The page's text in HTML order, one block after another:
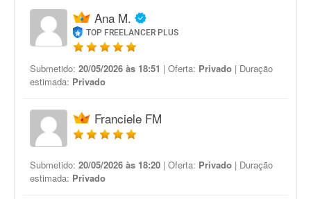
Ana M.
TOP FREELANCER PLUS
Submetido: 20/05/2026 às 18:51 | Oferta: Privado | Duração
estimada: Privado
Franciele FM
Submetido: 20/05/2026 às 18:20 | Oferta: Privado | Duração
estimada: Privado